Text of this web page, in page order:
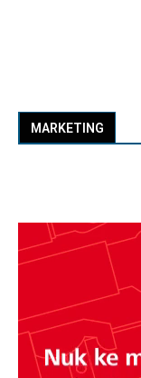
MARKETING